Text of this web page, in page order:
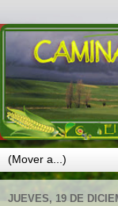
JUEVES, 19 DE